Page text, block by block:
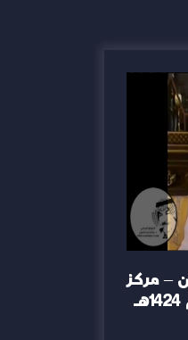
– مركز